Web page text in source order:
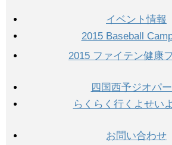
イベント情報
2015 Baseball
2015 ファイテン健康
四国西予ジオパ
らくらく行くよせい
お問い合わせ